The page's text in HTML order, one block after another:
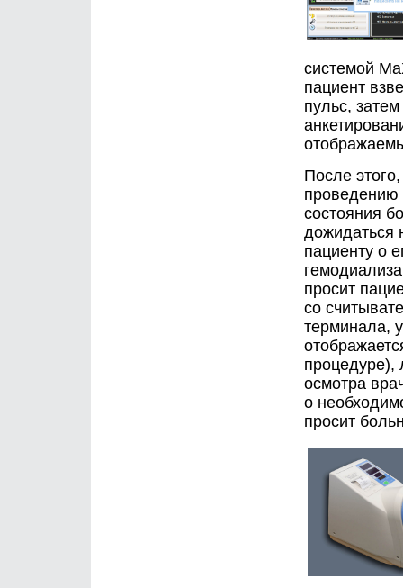
системой
пациент
пульс,
После
проведению
состояния
дожидаться
пациенту о
просит
со
терминала,
процедуре),
осмотра
о
просит